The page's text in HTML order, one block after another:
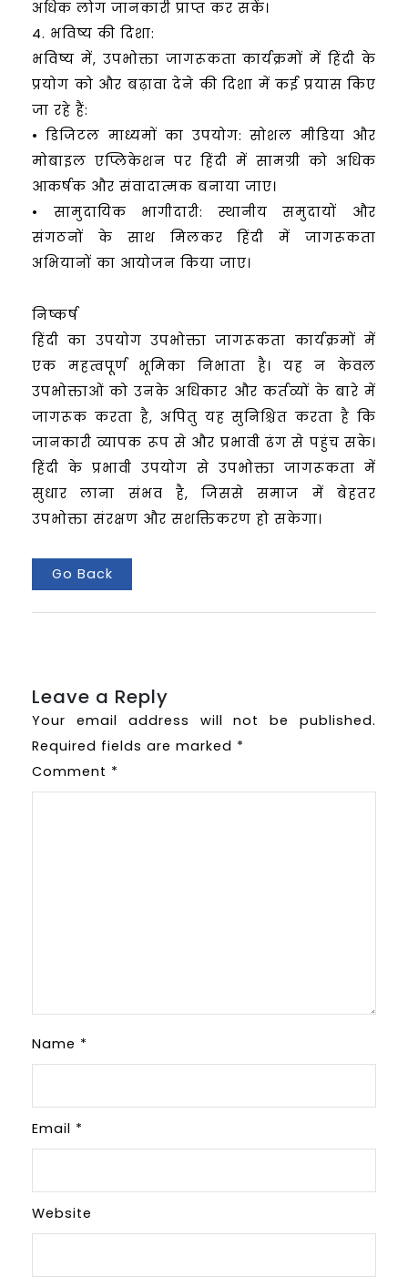
अधिक लोग जानकारी प्राप्त कर सकें।
4. भविष्य की दिशा:
भविष्य में, उपभोक्ता जागरूकता कार्यक्रमों में हिंदी के
प्रयोग को और बढ़ावा देने की दिशा में कई प्रयास किए
जा रहे हैं:
• डिजिटल माध्यमों का उपयोग: सोशल मीडिया और
मोबाइल एप्लिकेशन पर हिंदी में सामग्री को अधिक
आकर्षक और संवादात्मक बनाया जाए।
• सामुदायिक भागीदारी: स्थानीय समुदायों और
संगठनों के साथ मिलकर हिंदी में जागरूकता
अभियानों का आयोजन किया जाए।
निष्कर्ष
हिंदी का उपयोग उपभोक्ता जागरूकता कार्यक्रमों में
एक महत्वपूर्ण भूमिका निभाता है। यह न केवल
उपभोक्ताओं को उनके अधिकार और कर्तव्यों के बारे में
जागरूक करता है, अपितु यह सुनिश्चित करता है कि
जानकारी व्यापक रूप से और प्रभावी ढंग से पहुंच सके।
हिंदी के प्रभावी उपयोग से उपभोक्ता जागरूकता में
सुधार लाना संभव है, जिससे समाज में बेहतर
उपभोक्ता संरक्षण और सशक्तिकरण हो सकेगा।
Go Back
Leave a Reply
Your email address will not be published.
Required fields are marked *
Comment *
Name *
Email *
Website